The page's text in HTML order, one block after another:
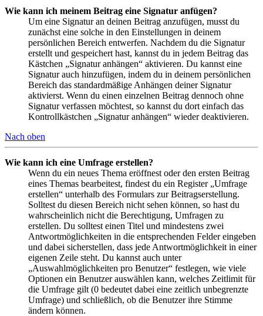
Wie kann ich meinem Beitrag eine Signatur anfügen?
Um eine Signatur an deinen Beitrag anzufügen, musst du
zunächst eine solche in den Einstellungen in deinem
persönlichen Bereich entwerfen. Nachdem du die Signatur
erstellt und gespeichert hast, kannst du in jedem Beitrag das
Kästchen „Signatur anhängen“ aktivieren. Du kannst eine
Signatur auch hinzufügen, indem du in deinem persönlichen
Bereich das standardmäßige Anhängen deiner Signatur
aktivierst. Wenn du einen einzelnen Beitrag dennoch ohne
Signatur verfassen möchtest, so kannst du dort einfach das
Kontrollkästchen „Signatur anhängen“ wieder deaktivieren.
Nach oben
Wie kann ich eine Umfrage erstellen?
Wenn du ein neues Thema eröffnest oder den ersten Beitrag
eines Themas bearbeitest, findest du ein Register „Umfrage
erstellen“ unterhalb des Formulars zur Beitragserstellung.
Solltest du diesen Bereich nicht sehen können, so hast du
wahrscheinlich nicht die Berechtigung, Umfragen zu
erstellen. Du solltest einen Titel und mindestens zwei
Antwortmöglichkeiten in die entsprechenden Felder eingeben
und dabei sicherstellen, dass jede Antwortmöglichkeit in einer
eigenen Zeile steht. Du kannst auch unter
„Auswahlmöglichkeiten pro Benutzer“ festlegen, wie viele
Optionen ein Benutzer auswählen kann, welches Zeitlimit für
die Umfrage gilt (0 bedeutet dabei eine zeitlich unbegrenzte
Umfrage) und schließlich, ob die Benutzer ihre Stimme
ändern können.